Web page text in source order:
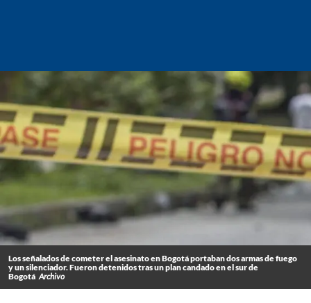
Los señalados de cometer el asesinato en Bogotá portaban dos armas de fuego
y un silenciador. Fueron detenidos tras un plan candado en el sur de
Bogotá Archivo